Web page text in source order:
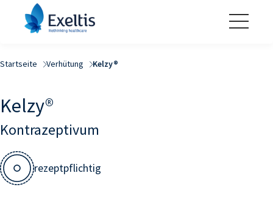
Startseite Verhütung Kelzy®
Kelzy®
Kontrazeptivum
rezeptpflichtig